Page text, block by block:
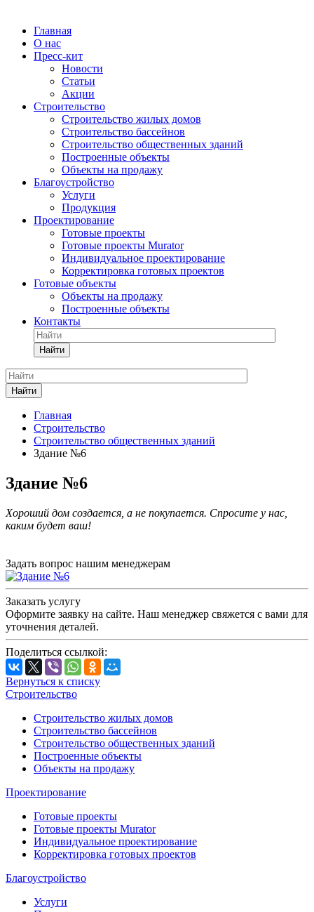
Главная
О нас
Пресс-кит
Новости
Статьи
Акции
Строительство
Строительство жилых домов
Строительство бассейнов
Строительство общественных зданий
Построенные объекты
Объекты на продажу
Благоустройство
Услуги
Продукция
Проектирование
Готовые проекты
Готовые проекты Murator
Индивидуальное проектирование
Корректировка готовых проектов
Готовые объекты
Объекты на продажу
Построенные объекты
Контакты
Найти
Найти
Главная
Строительство
Строительство общественных зданий
Здание №6
Здание №6
Хороший дом создается, а не покупается. Спросите у нас,
каким будет ваш!
Задать вопрос нашим менеджерам
Заказать услугу
Оформите заявку на сайте. Наш менеджер свяжется с вами для
уточнения деталей.
Поделиться ссылкой:
Вернуться к списку
Строительство
Строительство жилых домов
Строительство бассейнов
Строительство общественных зданий
Построенные объекты
Объекты на продажу
Проектирование
Готовые проекты
Готовые проекты Murator
Индивидуальное проектирование
Корректировка готовых проектов
Благоустройство
Услуги